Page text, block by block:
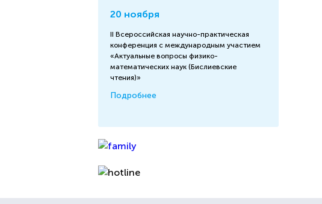
20 ноября
II Всероссийская научно-практическая
конференция с международным участием
«Актуальные вопросы физико-
математических наук (Бислиевские
чтения)»
Подробнее